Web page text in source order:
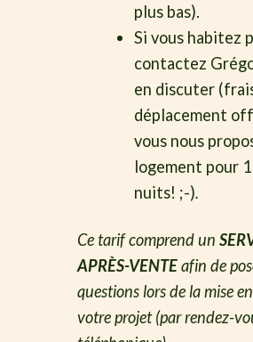
plus bas).
Si vous habitez
contactez
en discuter
déplacement
vous nous
logement pour
nuits! ;-).
Ce tarif comprend un
APRÈS-VENTEafin de
questions lors de la mise
votre projet (par rendez-